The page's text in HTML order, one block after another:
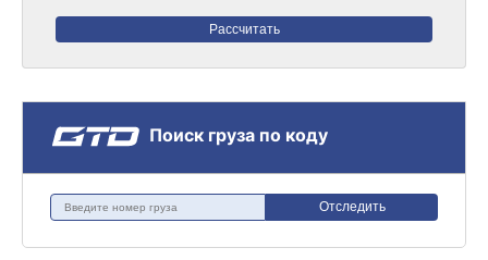
Рассчитать
Поиск груза по коду
Отследить